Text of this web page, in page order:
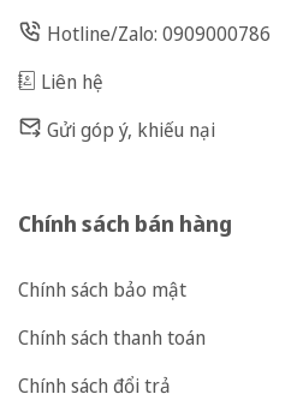
Hotline/Zalo: 0909000786
Liên hệ
Gửi góp ý, khiếu nại
Chính sách bán hàng
Chính sách bảo mật
Chính sách thanh toán
Chính sách đổi trả